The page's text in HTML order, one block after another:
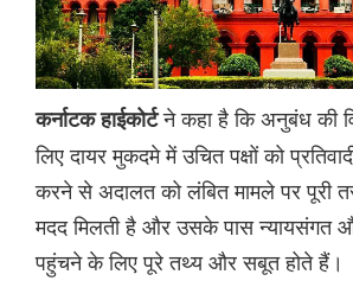
कर्नाटक हाईकोर्टने कहा है कि अनुबंध की
लिए दायर मुकदमे में उचित पक्षों को
करने से अदालत को लंबित मामले पर पूरी
मदद मिलती है और उसके पास न्यायसंगत
पहुंचने के लिए पूरे तथ्य और सबूत होते हैं।